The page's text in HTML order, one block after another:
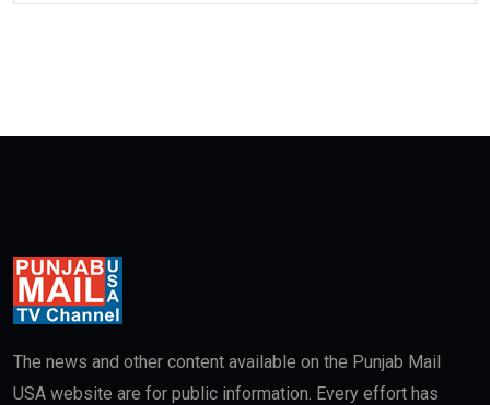
The news and other content available on the Punjab Mail
USA website are for public information. Every effort has